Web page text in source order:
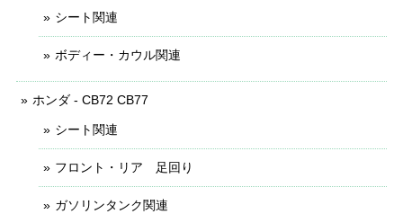
シート関連
ボディー・カウル関連
ホンダ - CB72 CB77
シート関連
フロント・リア 足回り
ガソリンタンク関連